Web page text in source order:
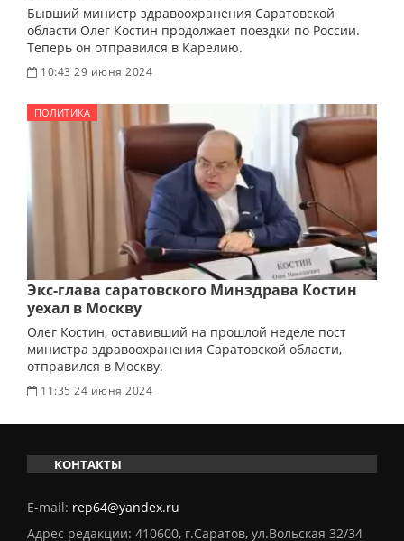
Бывший министр здравоохранения Саратовской
области Олег Костин продолжает поездки по России.
Теперь он отправился в Карелию.
10:43 29 июня 2024
ПОЛИТИКА
Экс-глава саратовского Минздрава Костин
уехал в Москву
Олег Костин, оставивший на прошлой неделе пост
министра здравоохранения Саратовской области,
отправился в Москву.
11:35 24 июня 2024
КОНТАКТЫ
E-mail: rep64@yandex.ru
Адрес редакции: 410600, г.Саратов, ул.Вольская 32/34